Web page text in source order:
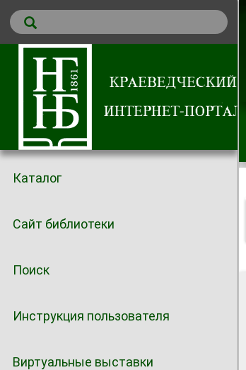
Каталог
Сайт библиотеки
Поиск
Инструкция пользователя
Виртуальные выставки